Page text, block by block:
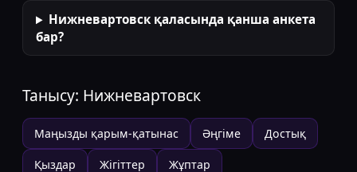
Нижневартовск қаласында қанша анкета
бар?
Танысу: Нижневартовск
Маңызды қарым-қатынас Әңгіме Достық
Қыздар Жігіттер Жұптар